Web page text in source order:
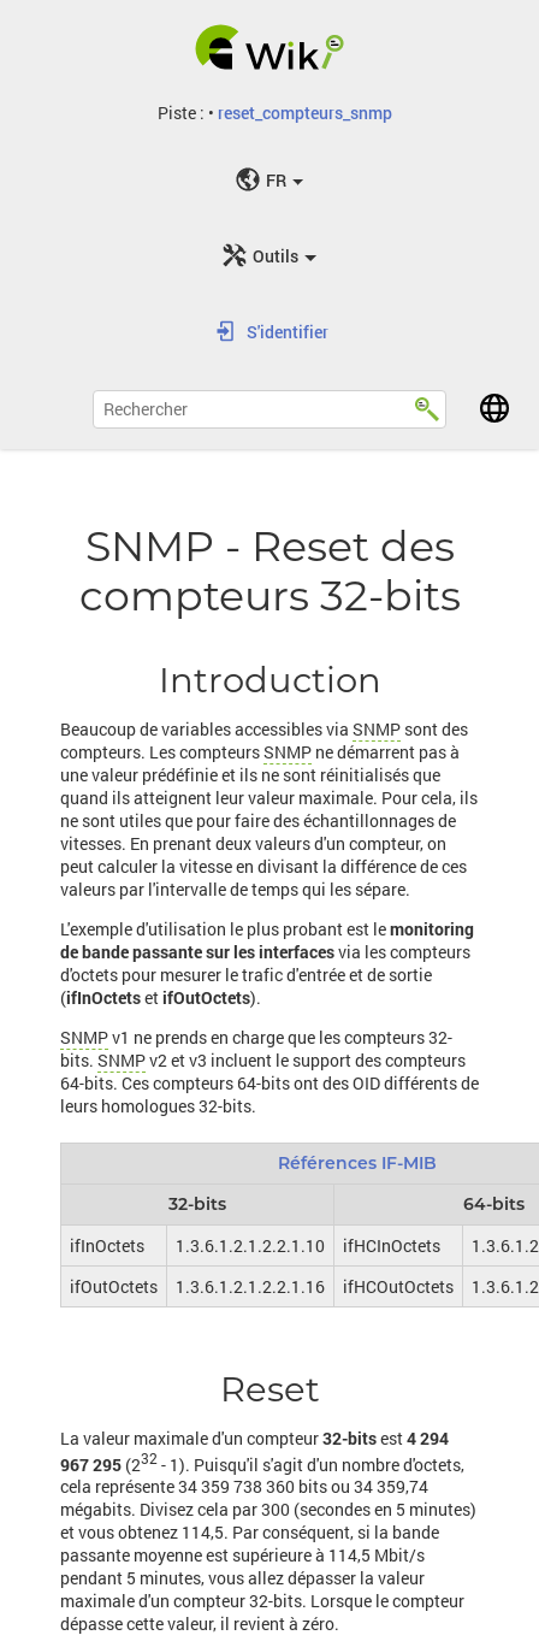
Piste : • reset_compteurs_snmp
FR
Outils
S'identifier
SNMP - Reset des
compteurs 32-bits
Introduction
Beaucoup de variables accessibles via SNMP sont des
compteurs. Les compteursSNMP ne démarrent pas à
une valeur prédéfinie et ils ne sont réinitialisés que
quand ils atteignent leur valeur maximale. Pour cela, ils
ne sont utiles que pour faire des échantillonnages de
vitesses. En prenant deux valeurs d'un compteur, on
peut calculer la vitesse en divisant la différence de ces
valeurs par l'intervalle de temps qui les sépare.
L'exemple d'utilisation le plus probant est lemonitoring
de bande passante sur les interfacesvia les compteurs
d'octets pour mesurer le trafic d'entrée et de sortie
(ifInOctetsetifOutOctets).
SNMPv1 ne prends en charge que les compteurs 32-
bits. SNMPv2 et v3 incluent le support des compteurs
64-bits. Ces compteurs 64-bits ont des OID différents de
leurs homologues 32-bits.
Références IF-MIB
32-bits
64-bits
ifInOctets 1.3.6.1.2.1.2.2.1.10 ifHCInOctets
ifOutOctets
1.3.6.1.2.1.2.2.1.16 ifHCOutOctets
Reset
La valeur maximale d'un compteur32-bitsest4 294
967 295 (232 - 1). Puisqu'il s'agit d'un nombre d'octets,
cela représente 34 359 738 360 bits ou 34 359,74
mégabits. Divisez cela par 300 (secondes en 5 minutes)
et vous obtenez 114,5. Par conséquent, si la bande
passante moyenne est supérieure à 114,5 Mbit/s
pendant 5 minutes, vous allez dépasser la valeur
maximale d'un compteur 32-bits. Lorsque le compteur
dépasse cette valeur, il revient à zéro.